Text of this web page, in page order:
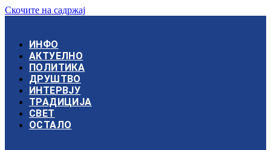
Скочите на садржај
ИНФО
АКТУЕЛНО
ПОЛИТИКА
ДРУШТВО
ИНТЕРВЈУ
ТРАДИЦИЈА
СВЕТ
ОСТАЛО